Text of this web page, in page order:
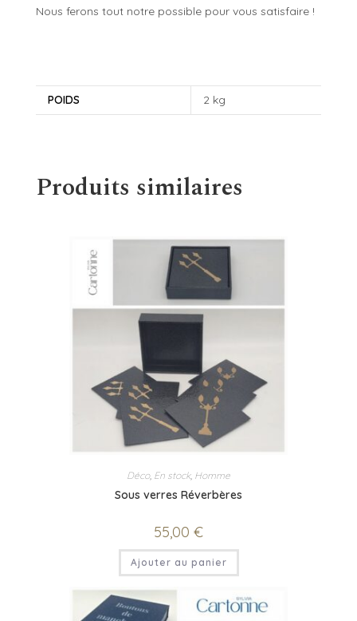
Nous ferons tout notre possible pour vous satisfaire !
POIDS 2 kg
Produits similaires
Déco, En stock, Homme
Sous verres Réverbères
55,00 €
Ajouter au panier